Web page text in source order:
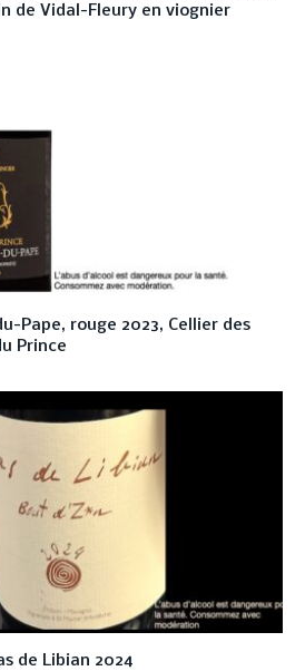
de Vidal-Fleury en viognier
Pape, rouge 2023, Cellier des
Prince
de Libian 2024